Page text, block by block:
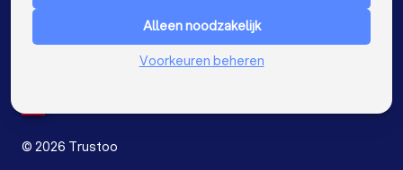
Nederland
© 2026 Trustoo
Alleen noodzakelijk
Voorkeuren beheren